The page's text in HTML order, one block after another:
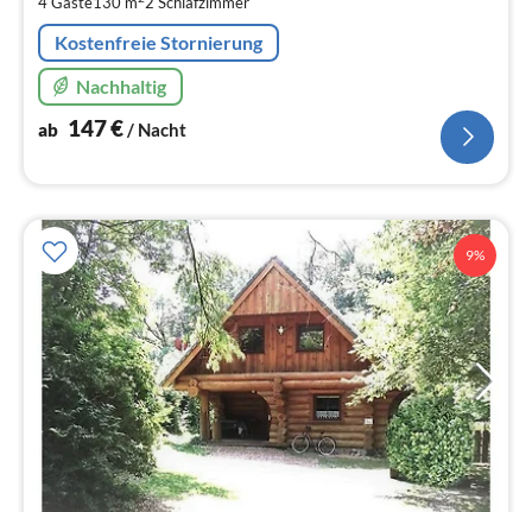
Kostenfreie Stornierung
Nachhaltig
ab 147€/ Nacht
9%